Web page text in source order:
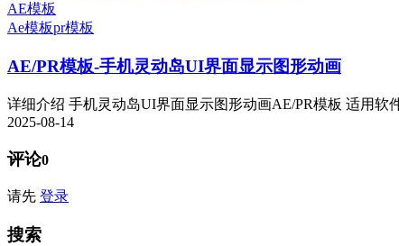
AE模板
Ae模板pr模板
AE/PR模板-手机灵动岛UI界面显示图形动画
详细介绍 手机灵动岛UI界面显示图形动画AE/PR模板 适用软
2025-08-14
评论0
请先 登录
搜索